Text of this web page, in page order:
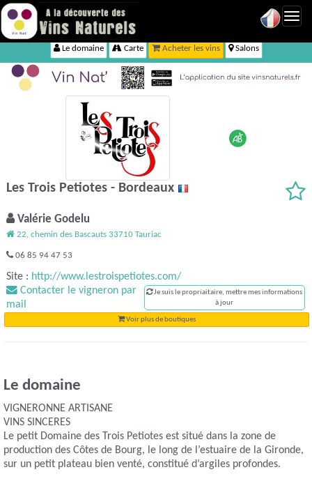
Le domaine Carte Acheter les vins Salons
Les Trois Petiotes - Bordeaux
Valérie Godelu
22, chemin des Bascauts 33710 Tauriac
06 85 94 47 53
Site : http://www.lestroispetiotes.com/
Contacter le vigneron par
mail
Je suis le propriaitaire, mettre mes informations
à jour
Voir plus de boutiques
Le domaine
VIGNERONNE ARTISANE
VINS SINCERES
Le petit Domaine des Trois Petiotes est situé dans la zone de
production des Côtes de Bourg, le long de l’estuaire de la Gironde,
sur un petit plateau bien venté, constitué d’argiles profondes.